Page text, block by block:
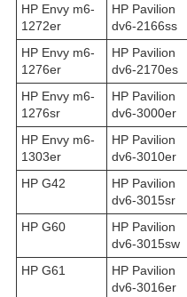
HP Envy m6-
1272er
HP Pavilion
dv6-2166ss
HP Envy m6-
1276er
HP Pavilion
dv6-2170es
HP Envy m6-
1276sr
HP Pavilion
dv6-3000er
HP Envy m6-
1303er
HP Pavilion
dv6-3010er
HP G42
HP Pavilion
dv6-3015sr
HP G60
HP Pavilion
dv6-3015sw
HP G61
HP Pavilion
dv6-3016er